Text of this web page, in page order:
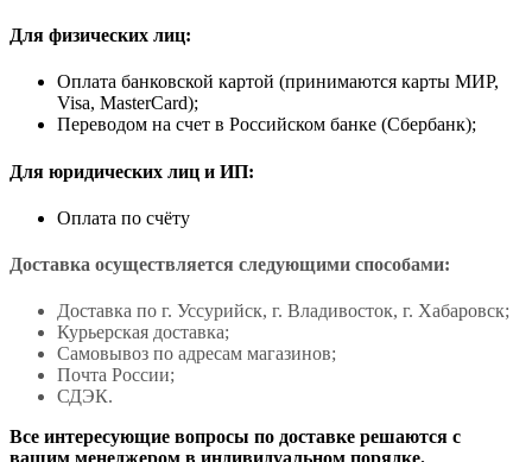
Для физических лиц:
Оплата банковской картой (принимаются карты МИР,
Visa, MasterCard);
Переводом на счет в Российском банке (Сбербанк);
Для юридических лиц и ИП:
Оплата по счёту
Доставка осуществляется следующими способами:
Доставка по г. Уссурийск, г. Владивосток, г. Хабаровск;
Курьерская доставка;
Самовывоз по адресам магазинов;
Почта России;
СДЭК.
Все интересующие вопросы по доставке решаются с